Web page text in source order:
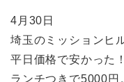
4月30日
埼玉のミッションヒ
平日価格で安かった
ランチつきで5000円